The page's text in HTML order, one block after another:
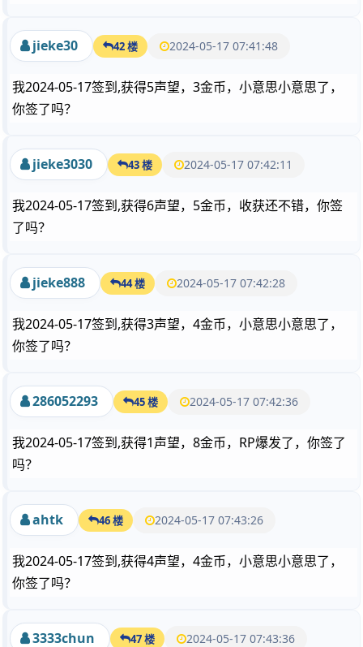
jieke30 42 楼 2024-05-17 07:41:48
我2024-05-17签到,获得5声望，3金币，小意思小意思了，
你签了吗？
jieke3030 43 楼 2024-05-17 07:42:11
我2024-05-17签到,获得6声望，5金币，收获还不错，你签
了吗？
jieke888 44 楼 2024-05-17 07:42:28
我2024-05-17签到,获得3声望，4金币，小意思小意思了，
你签了吗？
286052293 45 楼 2024-05-17 07:42:36
我2024-05-17签到,获得1声望，8金币，RP爆发了，你签了
吗？
ahtk 46 楼 2024-05-17 07:43:26
我2024-05-17签到,获得4声望，4金币，小意思小意思了，
你签了吗？
3333chun 47 楼 2024-05-17 07:43:36